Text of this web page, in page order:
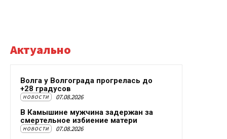
Актуально
Волга у Волгограда прогрелась до
+28 градусов
НОВОСТИ 07.08.2026
В Камышине мужчина задержан за
смертельное избиение матери
НОВОСТИ 07.08.2026